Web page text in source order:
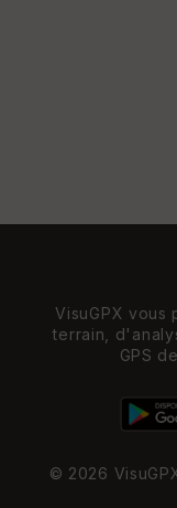
VisuGPX vous
terrain,
GPS
© 2026